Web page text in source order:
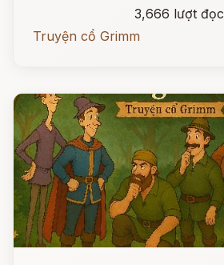
3,666 lượt đọc
Truyện cổ Grimm